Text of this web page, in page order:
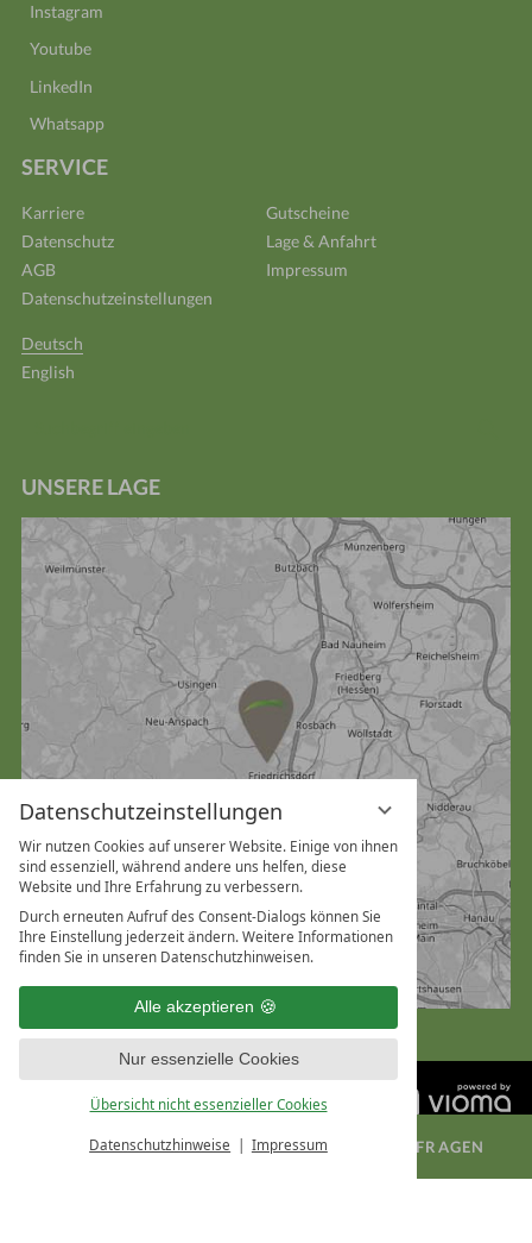
Datenschutzeinstellungen
Wir nutzen Cookies auf unserer Website. Einige von ihnen
sind essenziell, während andere uns helfen, diese
Website und Ihre Erfahrung zu verbessern.
Durch erneuten Aufruf des Consent-Dialogs können Sie
Ihre Einstellung jederzeit ändern. Weitere Informationen
finden Sie in unseren Datenschutzhinweisen.
Alle akzeptieren
Nur essenzielle Cookies
Übersicht nicht essenzieller Cookies
Datenschutzhinweise Impressum
ZIMMER BUCHEN TAGUNG ANFRAGEN
Instagram
Youtube
LinkedIn
Whatsapp
SERVICE
Karriere
Gutscheine
Datenschutz
Lage & Anfahrt
AGB
Impressum
Datenschutzeinstellungen
Deutsch
English
UNSERE LAGE